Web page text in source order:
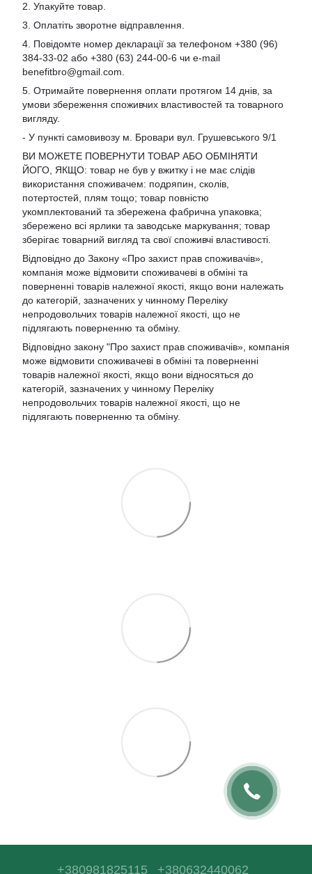
2. Упакуйте товар.
3. Оплатіть зворотне відправлення.
4. Повідомте номер декларації за телефоном +380 (96)
384-33-02 або +380 (63) 244-00-6 чи e-mail
benefitbro@gmail.com.
5. Отримайте повернення оплати протягом 14 днів, за
умови збереження споживчих властивостей та товарного
вигляду.
- У пункті самовивозу м. Бровари вул. Грушевського 9/1
ВИ МОЖЕТЕ ПОВЕРНУТИ ТОВАР АБО ОБМІНЯТИ
ЙОГО, ЯКЩО: товар не був у вжитку і не має слідів
використання споживачем: подряпин, сколів,
потертостей, плям тощо; товар повністю
укомплектований та збережена фабрична упаковка;
збережено всі ярлики та заводське маркування; товар
зберігає товарний вигляд та свої споживчі властивості.
Відповідно до Закону «Про захист прав споживачів»,
компанія може відмовити споживачеві в обміні та
поверненні товарів належної якості, якщо вони належать
до категорій, зазначених у чинному Переліку
непродовольчих товарів належної якості, що не
підлягають поверненню та обміну.
Відповідно закону "Про захист прав споживачів», компанія
може відмовити споживачеві в обміні та поверненні
товарів належної якості, якщо вони відносяться до
категорій, зазначених у чинному Переліку
непродовольчих товарів належної якості, що не
підлягають поверненню та обміну.
+380981825115 +380632440062